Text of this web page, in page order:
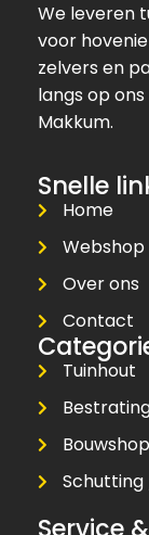
We leveren
voor
zelvers en
langs op
Makkum.
Snelle
Home
Webshop
Over ons
Contact
Tuinhout
Bouwshop
Service